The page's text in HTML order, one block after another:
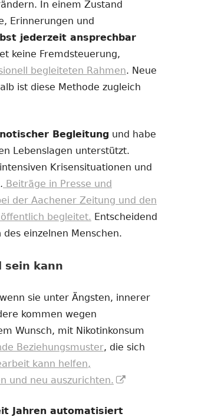
In einem Zustand
Erinnerungen und
jederzeit ansprechbar
keine Fremdsteuerung,
begleiteten Rahmen. Neue
ist diese Methode zugleich
Begleitung und habe
Lebenslagen unterstützt.
Krisensituationen und
Beiträge in Presse und
der Aachener Zeitung und den
begleitet. Entscheidend
einzelnen Menschen.
sein kann
sie unter Ängsten, innerer
kommen wegen
Wunsch, mit Nikotinkonsum
Beziehungsmuster, die sich
kann helfen,
und neu auszurichten.
Jahren automatisiert